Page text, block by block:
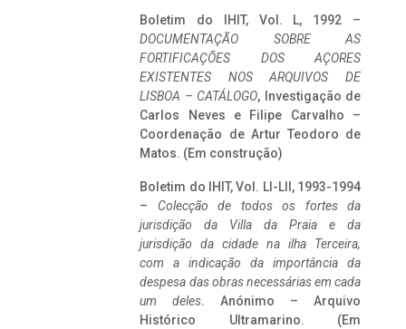
Boletim do IHIT, Vol. L, 1992 –
DOCUMENTAÇÃO SOBRE AS
FORTIFICAÇÕES DOS AÇORES
EXISTENTES NOS ARQUIVOS DE
LISBOA – CATÁLOGO, Investigação de
Carlos Neves e Filipe Carvalho –
Coordenação de Artur Teodoro de
Matos. (Em construção)
Boletim do IHIT, Vol. LI-LII, 1993-1994
– Colecção de todos os fortes da
jurisdição da Villa da Praia e da
jurisdição da cidade na ilha Terceira,
com a indicação da importância da
despesa das obras necessárias em cada
um deles. Anónimo – Arquivo
Histórico Ultramarino. (Em